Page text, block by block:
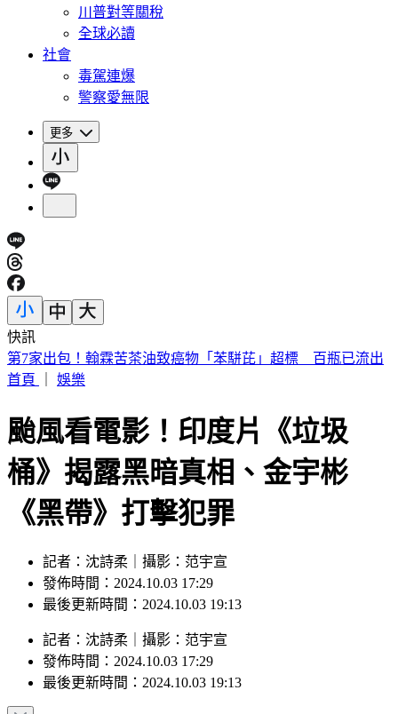
川普對等關稅
全球必讀
社會
毒駕連爆
警察愛無限
更多
快訊
烏干達「拒台護照入境」！外交部認了：持續聯繫交涉中
首頁
娛樂
颱風看電影！印度片《垃圾
桶》揭露黑暗真相、金宇彬
《黑帶》打擊犯罪
記者：沈詩柔｜攝影：范宇宣
發佈時間：2024.10.03 17:29
最後更新時間：2024.10.03 19:13
記者 ： 沈詩柔 攝影 ： 范宇宣
發佈時間： 2024.10.03 17:29
最後更新時間： 2024.10.03 19:13